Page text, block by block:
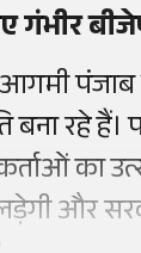
गंभीर
आगमी
बना रहे
का
लड़ेगी और